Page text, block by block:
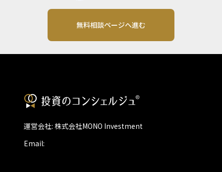
無料相談ページへ進む
運営会社: 株式会社MONO Investment
Email: